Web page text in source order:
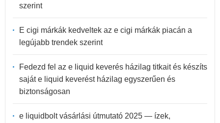
szerint
E cigi márkák kedveltek az e cigi márkák piacán a
legújabb trendek szerint
Fedezd fel az e liquid keverés házilag titkait és készíts
saját e liquid keverést házilag egyszerűen és
biztonságosan
e liquidbolt vásárlási útmutató 2025 — ízek,